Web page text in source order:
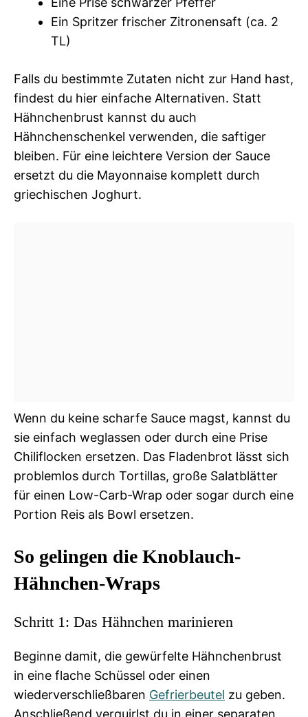
Ein Spritzer frischer Zitronensaft (ca. 2
TL)
Falls du bestimmte Zutaten nicht zur Hand hast,
findest du hier einfache Alternativen. Statt
Hähnchenbrust kannst du auch
Hähnchenschenkel verwenden, die saftiger
bleiben. Für eine leichtere Version der Sauce
ersetzt du die Mayonnaise komplett durch
griechischen Joghurt.
Wenn du keine scharfe Sauce magst, kannst du
sie einfach weglassen oder durch eine Prise
Chiliflocken ersetzen. Das Fladenbrot lässt sich
problemlos durch Tortillas, große Salatblätter
für einen Low-Carb-Wrap oder sogar durch eine
Portion Reis als Bowl ersetzen.
So gelingen die Knoblauch-
Hähnchen-Wraps
Schritt 1: Das Hähnchen marinieren
Beginne damit, die gewürfelte Hähnchenbrust
in eine flache Schüssel oder einen
wiederverschließbaren Gefrierbeutel zu geben.